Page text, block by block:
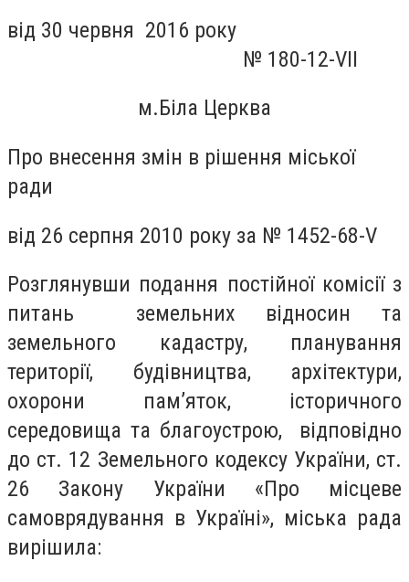
від 30 червня 2016 року
№ 180-12-VII
м.Біла Церква
Про внесення змін в рішення міської
ради
від 26 серпня 2010 року за № 1452-68-V
Розглянувши подання постійної комісії з
питань земельних відносин та
земельного кадастру, планування
території, будівництва, архітектури,
охорони пам’яток, історичного
середовища та благоустрою, відповідно
до ст. 12 Земельного кодексу України, ст.
26 Закону України «Про місцеве
самоврядування в Україні», міська рада
вирішила: